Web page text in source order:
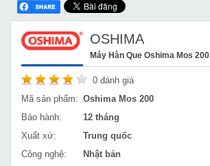
OSHIMA
Máy Hàn Que Oshima Mos 200
0 đánh giá
Mã sản phẩm: Oshima Mos 200
Bảo hành:
12 tháng
Xuất xứ:
Trung quốc
Công nghệ:
Nhật bản